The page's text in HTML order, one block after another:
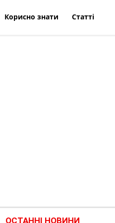
Корисно знати Статті
ОСТАННІ НОВИНИ